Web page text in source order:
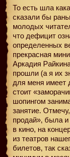
То есть шла
сказали бы
молодых
что дефицит
определенных
прекрасная
Аркадия
прошли (а я их
для меня имеет
стоит
шопингом
занятие.
продай», была и
в кино, на
из театров
билетов, так